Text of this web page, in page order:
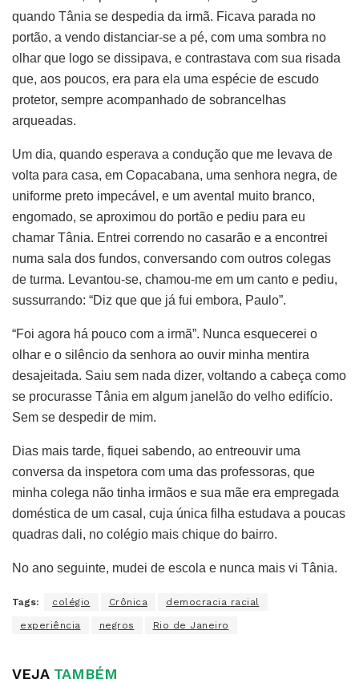
quando Tânia se despedia da irmã. Ficava parada no
portão, a vendo distanciar-se a pé, com uma sombra no
olhar que logo se dissipava, e contrastava com sua risada
que, aos poucos, era para ela uma espécie de escudo
protetor, sempre acompanhado de sobrancelhas
arqueadas.
Um dia, quando esperava a condução que me levava de
volta para casa, em Copacabana, uma senhora negra, de
uniforme preto impecável, e um avental muito branco,
engomado, se aproximou do portão e pediu para eu
chamar Tânia. Entrei correndo no casarão e a encontrei
numa sala dos fundos, conversando com outros colegas
de turma. Levantou-se, chamou-me em um canto e pediu,
sussurrando: “Diz que que já fui embora, Paulo”.
“Foi agora há pouco com a irmã”. Nunca esquecerei o
olhar e o silêncio da senhora ao ouvir minha mentira
desajeitada. Saiu sem nada dizer, voltando a cabeça como
se procurasse Tânia em algum janelão do velho edifício.
Sem se despedir de mim.
Dias mais tarde, fiquei sabendo, ao entreouvir uma
conversa da inspetora com uma das professoras, que
minha colega não tinha irmãos e sua mãe era empregada
doméstica de um casal, cuja única filha estudava a poucas
quadras dali, no colégio mais chique do bairro.
No ano seguinte, mudei de escola e nunca mais vi Tânia.
Tags: colégio Crônica democracia racial
experiência negros Rio de Janeiro
VEJATAMBÉM